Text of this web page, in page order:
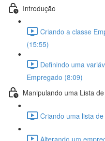
Introdução
Criando a classe
(15:55)
Definindo uma
Empregado (8:09)
Manipulando uma Lista
Criando uma lista
Alterando um